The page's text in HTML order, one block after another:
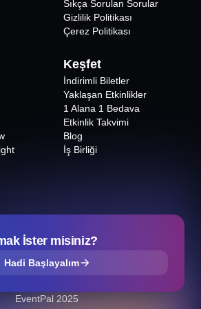
Sıkça Sorulan Sorular
Gizlilik Politikası
Çerez Politikası
Keşfet
İndirimli Biletler
Yaklaşan Etkinlikler
1 Alana 1 Bedava
Etkinlik Takvimi
Blog
İş Birliği
İster misiniz?
Hadi Başlayalım
EventPal 2025